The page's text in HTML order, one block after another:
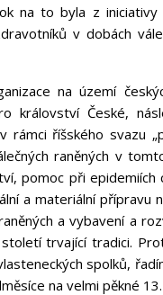
na to byla z
v dobách
na území
království České,
rámci říšského svazu
raněných v
pomoc při
a materiální přípravu
a vybavení a
trvající tradici.
spolků,
na velmi pěkné